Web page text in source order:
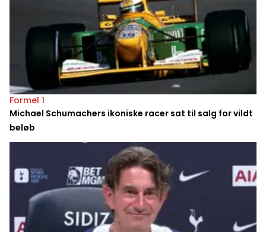
Formel 1
Michael Schumachers ikoniske racer sat til salg for vildt
beløb